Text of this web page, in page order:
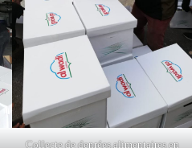
Collecte de denrées alimentaires en